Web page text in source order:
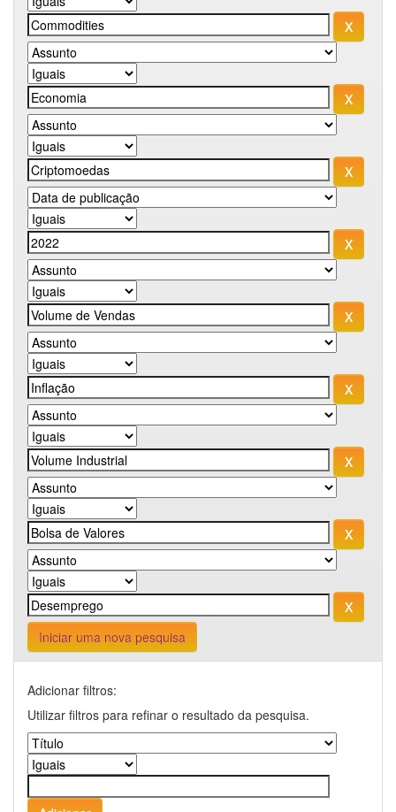
Iniciar uma nova pesquisa
Adicionar filtros:
Utilizar filtros para refinar o resultado da pesquisa.